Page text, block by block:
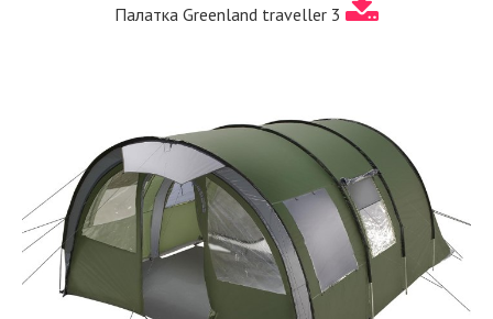
Палатка Greenland traveller 3